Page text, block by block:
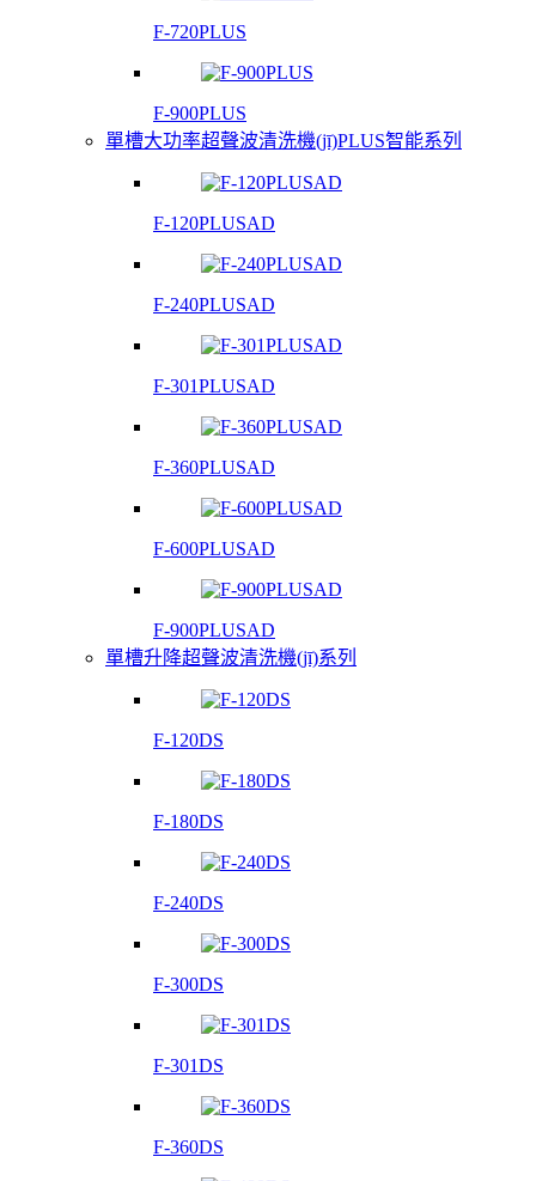
F-720PLUS
F-900PLUS
單槽大功率超聲波清洗機(jī)PLUS智能系列
F-120PLUSAD
F-240PLUSAD
F-301PLUSAD
F-360PLUSAD
F-600PLUSAD
F-900PLUSAD
單槽升降超聲波清洗機(jī)系列
F-120DS
F-180DS
F-240DS
F-300DS
F-301DS
F-360DS